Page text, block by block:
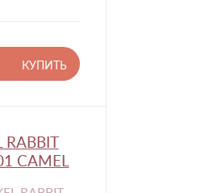
КУПИТЬ
RABBIT
CAMEL